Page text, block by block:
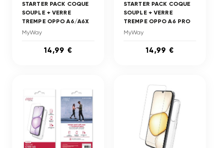
STARTER PACK COQUE
SOUPLE + VERRE
TREMPE OPPO A6/A6X
MyWay
14,99 €
STARTER PACK COQUE
SOUPLE + VERRE
TREMPE OPPO A6 PRO
MyWay
14,99 €